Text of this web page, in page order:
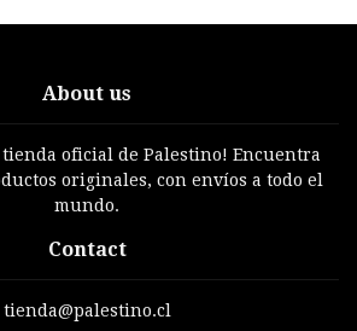
About us
tienda oficial de Palestino! Encuentra
originales, con envíos a todo el
mundo.
Contact
tienda@palestino.cl